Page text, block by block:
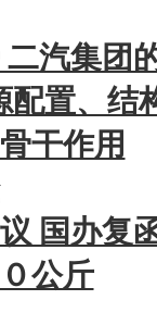
汽集团
置、结
干作用
国办复
公斤